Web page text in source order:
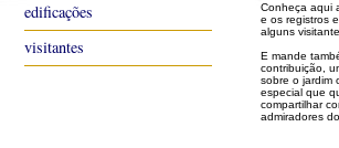
Conheça aqui
e os registros
alguns
E mande
contribuição,
sobre o jardim
especial que
compartilhar
admiradores
edificações
visitantes